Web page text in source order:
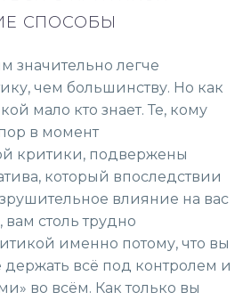
СПОСОБЫ
значительно легче
чем большинству. Но как
мало кто знает. Те, кому
в момент
критики, подвержены
который впоследствии
влияние на вас
столь трудно
именно потому, что вы
держать всё под контролем и
во всём. Как только вы